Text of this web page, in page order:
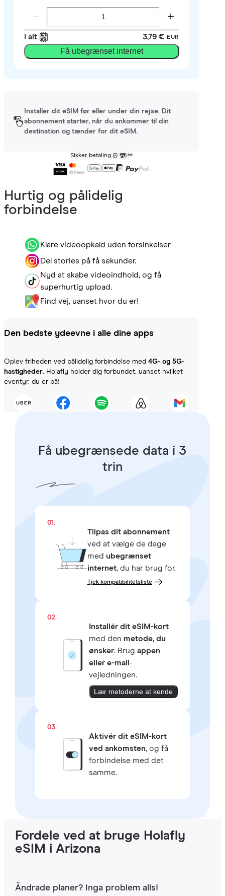
I alt 3,79 € EUR
Få ubegrænset internet
Installer dit eSIM før eller under din rejse. Dit
abonnement starter, når du ankommer til din
destination og tænder for dit eSIM.
Sikker betaling
Hurtig og pålidelig
forbindelse
Klare videoopkald uden forsinkelser
Del stories på få sekunder.
Nyd at skabe videoindhold, og få
superhurtig upload.
Find vej, uanset hvor du er!
Den bedste ydeevne i alle dine apps
Oplev friheden ved pålidelig forbindelse med 4G- og 5G-
hastigheder. Holafly holder dig forbundet, uanset hvilket
eventyr, du er på!
Få ubegrænsede data i 3
trin
01.
Tilpas dit abonnement
ved at vælge de dage
med ubegrænset
internet, du har brug for.
Tjek kompatibilitetsliste
02.
Installér dit eSIM-kort
med den metode, du
ønsker. Brug appen
eller e-mail -
vejledningen.
Lær metoderne at kende
03.
Aktivér dit eSIM-kort
ved ankomsten, og få
forbindelse med det
samme.
Fordele ved at bruge Holafly
eSIM i Arizona
Ändrade planer? Inga problem alls!